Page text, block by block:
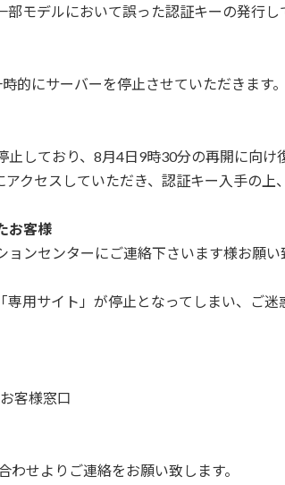
モデルにおいて誤った認証キーの発行し
的にサーバーを停止させていただきます。
しており、8月4日9時30分の再開に向け
クセスしていただき、認証キー入手の上
お客様
ンセンターにご連絡下さいます様お願い
用サイト」が停止となってしまい、ご迷
客様窓口
わせよりご連絡をお願い致します。